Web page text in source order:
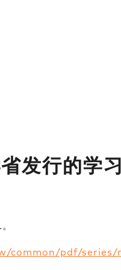
发行的学
pdf/series/